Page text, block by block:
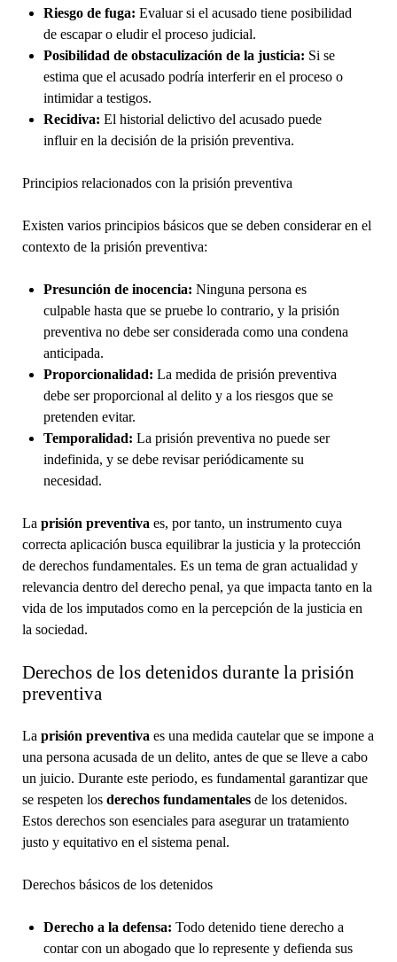
Riesgo de fuga: Evaluar si el acusado tiene posibilidad
de escapar o eludir el proceso judicial.
Posibilidad de obstaculización de la justicia: Si se
estima que el acusado podría interferir en el proceso o
intimidar a testigos.
Recidiva: El historial delictivo del acusado puede
influir en la decisión de la prisión preventiva.
Principios relacionados con la prisión preventiva
Existen varios principios básicos que se deben considerar en el
contexto de la prisión preventiva:
Presunción de inocencia: Ninguna persona es
culpable hasta que se pruebe lo contrario, y la prisión
preventiva no debe ser considerada como una condena
anticipada.
Proporcionalidad: La medida de prisión preventiva
debe ser proporcional al delito y a los riesgos que se
pretenden evitar.
Temporalidad: La prisión preventiva no puede ser
indefinida, y se debe revisar periódicamente su
necesidad.
La prisión preventiva es, por tanto, un instrumento cuya
correcta aplicación busca equilibrar la justicia y la protección
de derechos fundamentales. Es un tema de gran actualidad y
relevancia dentro del derecho penal, ya que impacta tanto en la
vida de los imputados como en la percepción de la justicia en
la sociedad.
Derechos de los detenidos durante la prisión
preventiva
La prisión preventiva es una medida cautelar que se impone a
una persona acusada de un delito, antes de que se lleve a cabo
un juicio. Durante este periodo, es fundamental garantizar que
se respeten los derechos fundamentalesde los detenidos.
Estos derechos son esenciales para asegurar un tratamiento
justo y equitativo en el sistema penal.
Derechos básicos de los detenidos
Derecho a la defensa: Todo detenido tiene derecho a
contar con un abogado que lo represente y defienda sus